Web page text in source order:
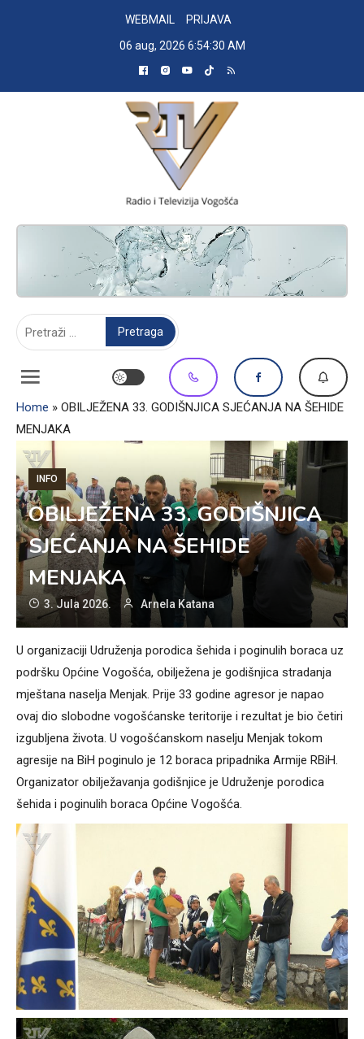
WEBMAIL
PRIJAVA
06 aug, 2026 6:54:31 AM
RADIO TELEVIZIJA VOGOŠĆA
Home » OBILJEŽENA 33. GODIŠNJICA SJEĆANJA NA ŠEHIDE
MENJAKA
INFO
OBILJEŽENA 33. GODIŠNJICA
SJEĆANJA NA ŠEHIDE
MENJAKA
3. Jula 2026. Arnela Katana
U organizaciji Udruženja porodica šehida i poginulih boraca uz
podršku Općine Vogošća, obilježena je godišnjica stradanja
mještana naselja Menjak. Prije 33 godine agresor je napao
ovaj dio slobodne vogošćanske teritorije i rezultat je bio četiri
izgubljena života. U vogošćanskom naselju Menjak tokom
agresije na BiH poginulo je 12 boraca pripadnika Armije RBiH.
Organizator obilježavanja godišnjice je Udruženje porodica
šehida i poginulih boraca Općine Vogošća.